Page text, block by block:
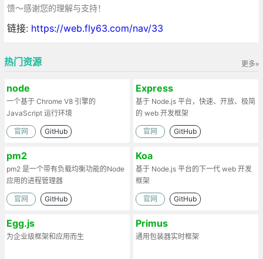
馈～感谢您的理解与支持！
链接: https://web.fly63.com/nav/33
更多»
热门资源
node
一个基于 Chrome V8 引擎的
JavaScript 运行环境
官网 GitHub
Express
基于 Node.js 平台，快速、开放、极简
的 web 开发框架
官网 GitHub
pm2
pm2 是一个带有负载均衡功能的Node
应用的进程管理器
官网 GitHub
Koa
基于 Node.js 平台的下一代 web 开发
框架
官网 GitHub
Egg.js
为企业级框架和应用而生
Primus
通用包装器实时框架